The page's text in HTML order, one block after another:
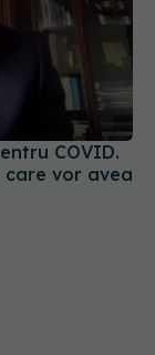
care vor avea